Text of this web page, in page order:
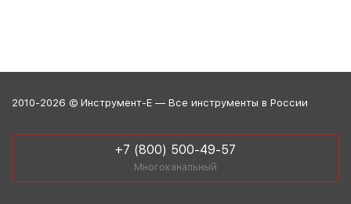
2010-2026 © Инструмент-Е — Все инструменты в России
+7 (800) 500-49-57
Многоканальный